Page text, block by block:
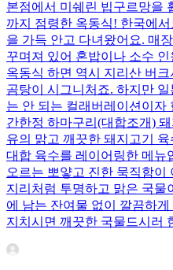
본점에서 미쉐린 빕구르망을
까지 점령한 옥동식! 한국에
을 가득 안고 다녀왔어요. 매
꾸며져 있어 혼밥이나 소수
옥동식 하면 역시 지리산 버
곰탕이 시그니처죠. 하지만
는 안 되는 컬래버레이션이자
간한정 하마구리(대합조개)
유의 맑고 깨끗한 돼지고기
대합 육수를 레이어링한 메뉴
오르는 뽀얗고 진한 묵직함이
지리처럼 투명하고 맑은 국물
에 남는 잔여물 없이 깔끔하
지치시면 깨끗한 국물드시러